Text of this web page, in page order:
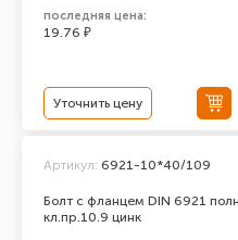
последняя цена:
19.76 ₽
Уточнить цену
Болт с фланцем DIN 6921
кл.пр.10.9 цинк
Артикул: 6921-10*40/109